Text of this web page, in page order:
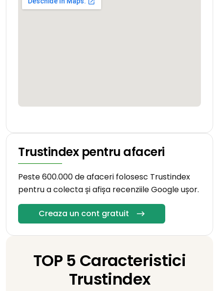
Trustindex pentru afaceri
Peste 600.000 de afaceri folosesc Trustindex
pentru a colecta și afișa recenziile Google ușor.
Creaza un cont gratuit
TOP 5 Caracteristici
Trustindex